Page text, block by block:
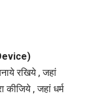
बता
रहे
रखिये , जहां
कीजिये , जहां धर्म